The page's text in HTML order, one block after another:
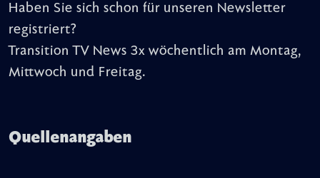
Haben Sie sich schon für unseren Newsletter
registriert?
Transition TV News 3x wöchentlich am Montag,
Mittwoch und Freitag.
Quellenangaben